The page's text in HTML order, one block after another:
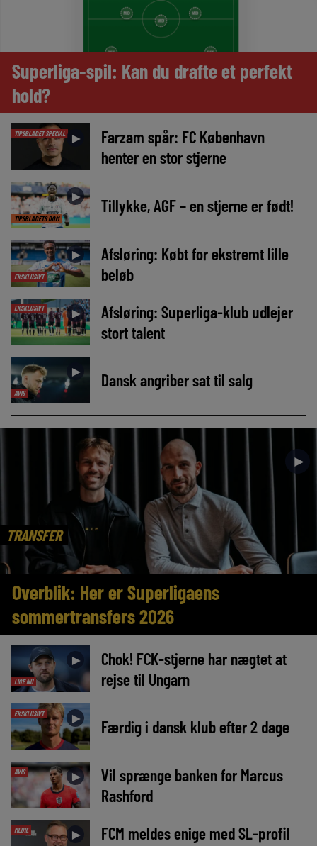
Superliga-spil: Kan du drafte et perfekt
hold?
TIPSBLADET SPECIAL ►
Farzam spår: FC København
henter en stor stjerne
TIPSBLADETS DOM
► Tillykke, AGF – en stjerne er født!
EKSKLUSIVT
►
Afsløring: Købt for ekstremt lille
beløb
EKSKLUSIVT ►
Afsløring: Superliga-klub udlejer
stort talent
AVIS
► Dansk angriber sat til salg
TRANSFER
►
Overblik: Her er Superligaens
sommertransfers 2026
LIGE NU
►
Chok! FCK-stjerne har nægtet at
rejse til Ungarn
EKSKLUSIVT ► Færdig i dansk klub efter 2 dage
AVIS ►
Vil sprænge banken for Marcus
Rashford
MEDIE ►
FCM meldes enige med SL-profil